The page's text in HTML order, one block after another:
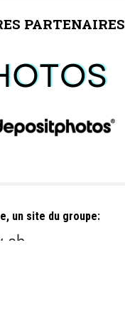
PARTENAIRES
un site du groupe: